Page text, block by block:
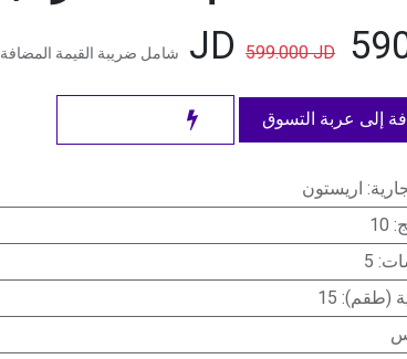
599.000JD شامل ضريبة القيمة المضافة
إلى عربة التسوق
: اريستون
:
10
:
5
(طقم):
15